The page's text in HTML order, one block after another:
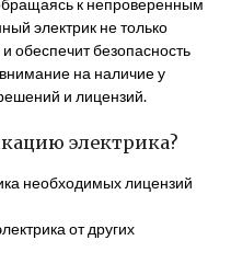
к непроверенным
электрик не только
обеспечит безопасность
на наличие у
и лицензий.
электрика?
необходимых лицензий
от других